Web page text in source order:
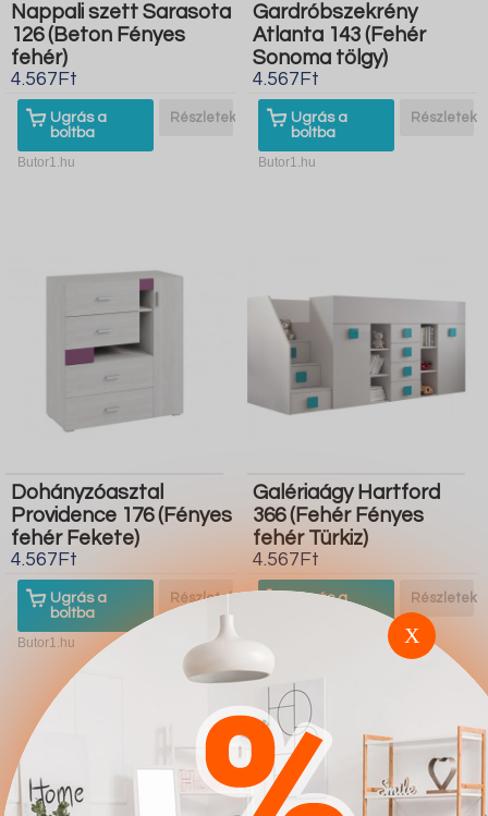
Nappali szett Sarasota
126 (Beton Fényes
fehér)
4.567Ft
Ugrás a
boltba
Részletek
Butor1.hu
Gardróbszekrény
Atlanta 143 (Fehér
Sonoma tölgy)
4.567Ft
Ugrás a
boltba
Részletek
Butor1.hu
Dohányzóasztal
Providence 176 (Fényes
fehér Fekete)
4.567Ft
Ugrás a
boltba
Részletek
Butor1.hu
Galériaágy Hartford
366 (Fehér Fényes
fehér Türkiz)
4.567Ft
Ugrás a
Részletek
X